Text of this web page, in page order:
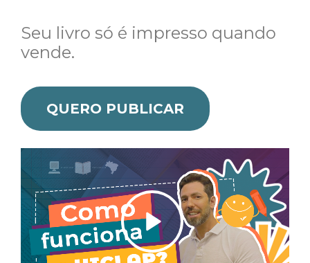
Seu livro só é impresso quando
vende.
QUERO PUBLICAR